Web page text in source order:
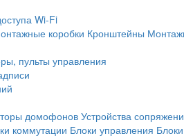
Wi-Fi
коробки Кронштейны
пульты управления
домофоновУстройства
коммутации Блоки управления